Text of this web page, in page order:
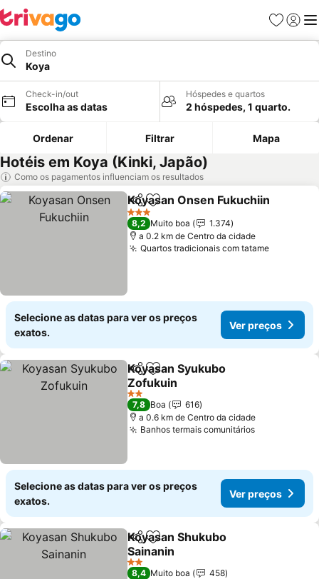
Favoritos
Iniciar
Destino
Koya
Check-in/out
Escolha as datas
Hóspedes e quartos
2 hóspedes, 1 quarto.
Ordenar Filtrar Mapa
Hotéis em Koya (Kinki, Japão)
Como os pagamentos influenciam os resultados
PartilharAdicionar aos favoritos
Koyasan Onsen Fukuchiin
3 Estrelas
8,2 Muito boa
1.374
a 0.2 km de Centro da cidade
Quartos tradicionais com tatameVer
Selecione as datas para ver os preços
exatos.
Ver preços
PartilharAdicionar aos favoritos
Koyasan Syukubo
Zofukuin
Ver preços
2 Estrelas
7,8 Boa
616
a 0.6 km de Centro da cidade
Banhos termais comunitáriosVer preços
Selecione as datas para ver os preços
exatos.
Ver preços
PartilharAdicionar aos favoritos
Koyasan Shukubo
Sainanin
Ver preços
2 Estrelas
8,4 Muito boa
458